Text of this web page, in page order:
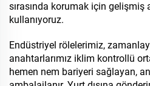
sırasında korumak için
kullanıyoruz.
Endüstriyel rölelerimiz,
anahtarlarımız iklim kontrollü
hemen nem bariyeri sağlayan,